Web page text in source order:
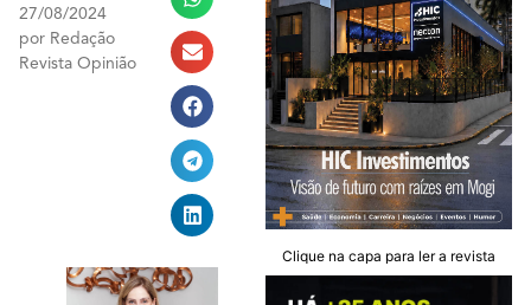
27/08/2024
por Redação
Revista Opinião
Clique na capa para ler a revista